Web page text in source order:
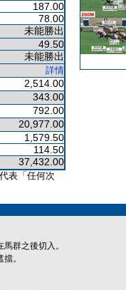
187.00
78.00
未能勝出
49.50
未能勝出
詳情
2,514.00
343.00
792.00
20,977.00
1,579.50
114.50
37,432.00
表「任何次
群之後切入。
。